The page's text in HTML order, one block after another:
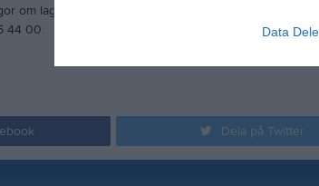
Data
om laget.se är man alltid välkommen att kontakta vår
44 00.
Dela på Twitter